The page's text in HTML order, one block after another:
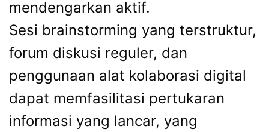
mendengarkan aktif.
Sesi brainstorming yang terstruktur,
forum diskusi reguler, dan
penggunaan alat kolaborasi digital
dapat memfasilitasi pertukaran
informasi yang lancar, yang